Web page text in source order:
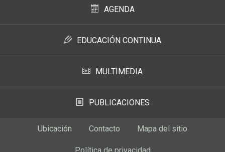
AGENDA
EDUCACIÓN CONTINUA
MULTIMEDIA
PUBLICACIONES
Ubicación Contacto Mapa del sitio